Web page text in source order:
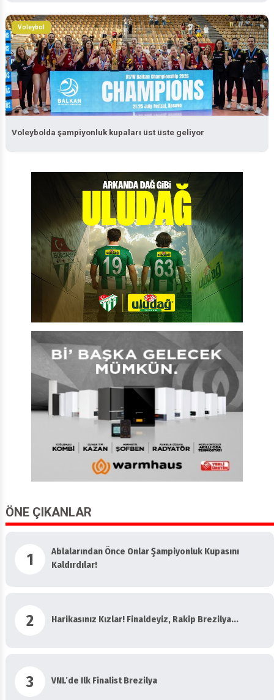
Voleybol
Voleybolda şampiyonluk kupaları üst üste geliyor
ÖNE ÇIKANLAR
1
Ablalarından Önce Onlar Şampiyonluk Kupasını
2 Harikasınız Kızlar! Finaldeyiz, Rakip Brezilya...
3 VNL’de Ilk Finalist Brezilya